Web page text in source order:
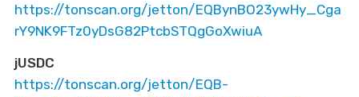
https://tonscan.org/jetton/EQBynBO23ywHy_Cga
rY9NK9FTz0yDsG82PtcbSTQgGoXwiuA
jUSDC
https://tonscan.org/jetton/EQB-